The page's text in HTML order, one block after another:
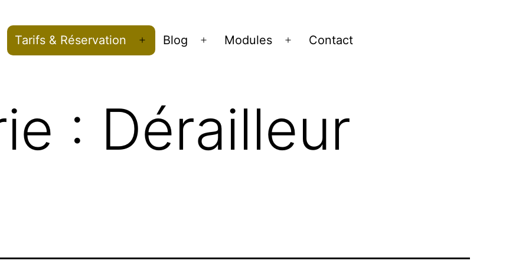
Tarifs & Réservation
Ouvrir
Blog
Ouvrir
Modules
Ouvrir
Contact
: Dérailleur